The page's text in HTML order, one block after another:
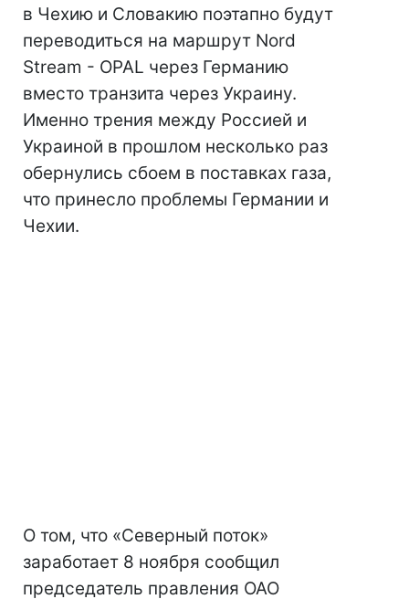
в Чехию и Словакию поэтапно будут
переводиться на маршрут Nord
Stream - OPAL через Германию
вместо транзита через Украину.
Именно трения между Россией и
Украиной в прошлом несколько раз
обернулись сбоем в поставках газа,
что принесло проблемы Германии и
Чехии.
О том, что «Северный поток»
заработает 8 ноября сообщил
председатель правления ОАО